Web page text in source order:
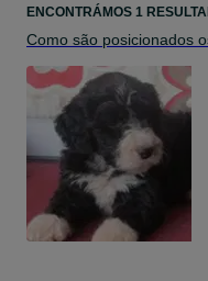
ENCONTRÁMOS 1
Como são posicionados